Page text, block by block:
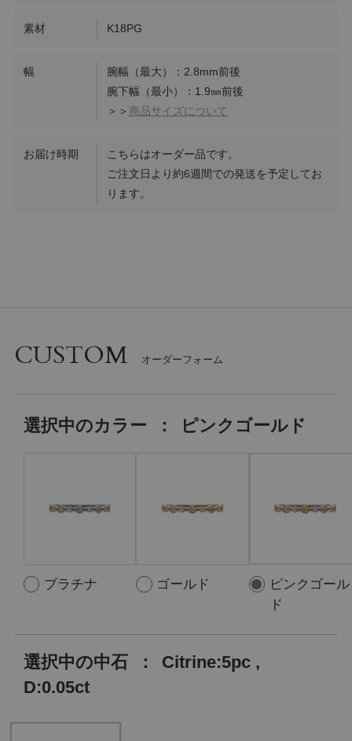
素材 K18PG
幅
腕幅（最大）：2.8mm前後
腕下幅（最小）：1.9㎜前後
＞＞ 商品サイズについて
お届け時期
こちらはオーダー品です。
ご注文日より約6週間での発送を予定してお
ります。
CUSTOM
選択中のカラー ： ピンクゴールド
プラチナ ゴールド
ピンクゴール
ド
選択中の中石 ：
Citrine:5pc ,
D:0.05ct